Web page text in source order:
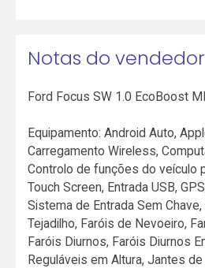
Notas do vendedor
Ford Focus SW 1.0 EcoBoost
Equipamento: Android Auto,
Carregamento Wireless,
Controlo de funções do veículo
Touch Screen, Entrada USB,
Sistema de Entrada Sem
Tejadilho, Faróis de Nevoeiro,
Faróis Diurnos, Faróis Diurnos
Reguláveis em Altura, Jantes